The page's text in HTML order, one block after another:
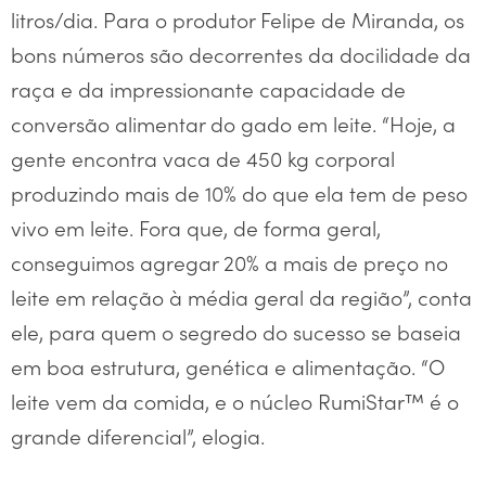
litros/dia. Para o produtor Felipe de Miranda, os
bons números são decorrentes da docilidade da
raça e da impressionante capacidade de
conversão alimentar do gado em leite. “Hoje, a
gente encontra vaca de 450 kg corporal
produzindo mais de 10% do que ela tem de peso
vivo em leite. Fora que, de forma geral,
conseguimos agregar 20% a mais de preço no
leite em relação à média geral da região”, conta
ele, para quem o segredo do sucesso se baseia
em boa estrutura, genética e alimentação. “O
leite vem da comida, e o núcleo RumiStar™ é o
grande diferencial”, elogia.